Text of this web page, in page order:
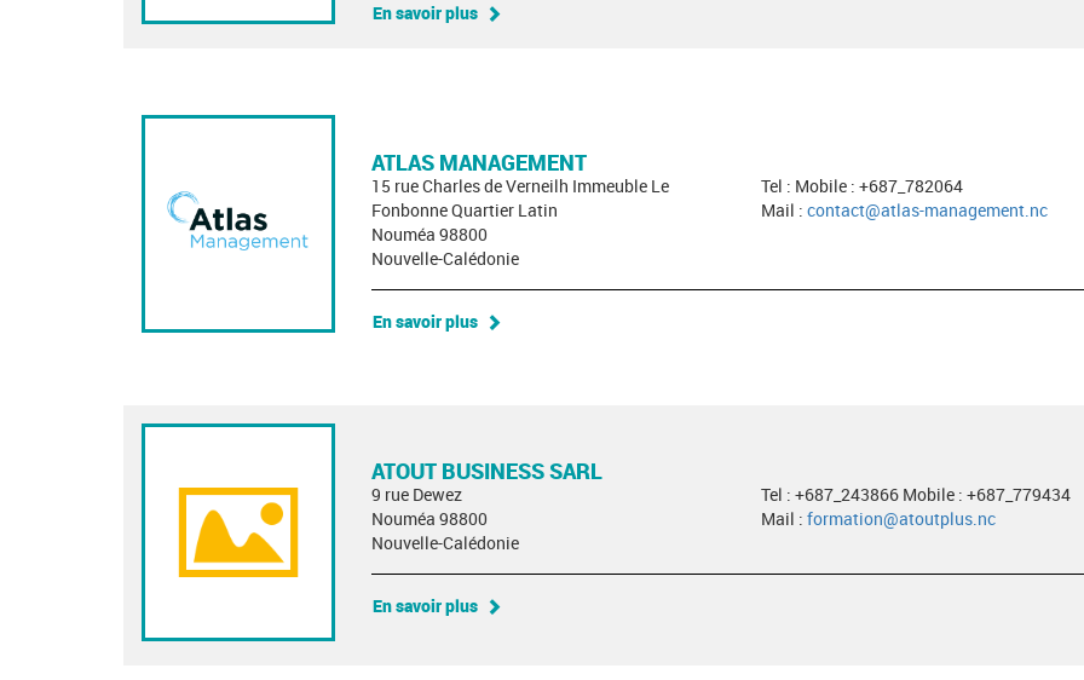
En savoir plus
ATLAS MANAGEMENT
15 rue Charles de Verneilh Immeuble Le
Fonbonne Quartier Latin
Nouméa 98800
Nouvelle-Calédonie
Tel : Mobile : +687_782064
Mail : contact@atlas-management.nc
En savoir plus
ATOUT BUSINESS SARL
9 rue Dewez
Nouméa 98800
Nouvelle-Calédonie
Tel : +687_243866 Mobile : +687_779434
Mail : formation@atoutplus.nc
En savoir plus